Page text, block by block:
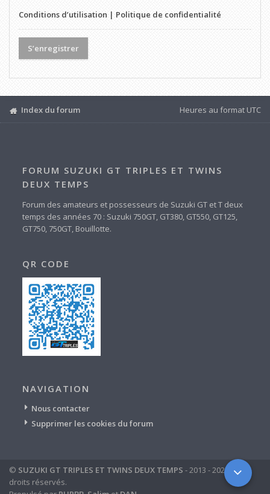
Conditions d’utilisation | Politique de confidentialité
S’enregistrer
Index du forum Heures au format UTC
FORUM SUZUKI GT TRIPLES ET TWINS
DEUX TEMPS
Forum des amateurs et possesseurs de Suzuki GT et T deux
temps des années 70 : Suzuki 750GT, GT380, GT550, GT125,
GT750, 750GT, Bouillotte.
QR CODE
NAVIGATION
Nous contacter
Supprimer les cookies du forum
© SUZUKI GT TRIPLES ET TWINS DEUX TEMPS - 2013 - 2024 - tous
droits réservés.